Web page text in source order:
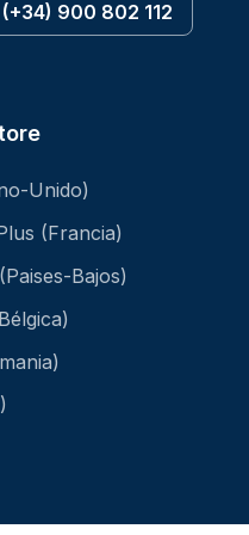
900 802 112
Unido)
(Francia)
Bajos)